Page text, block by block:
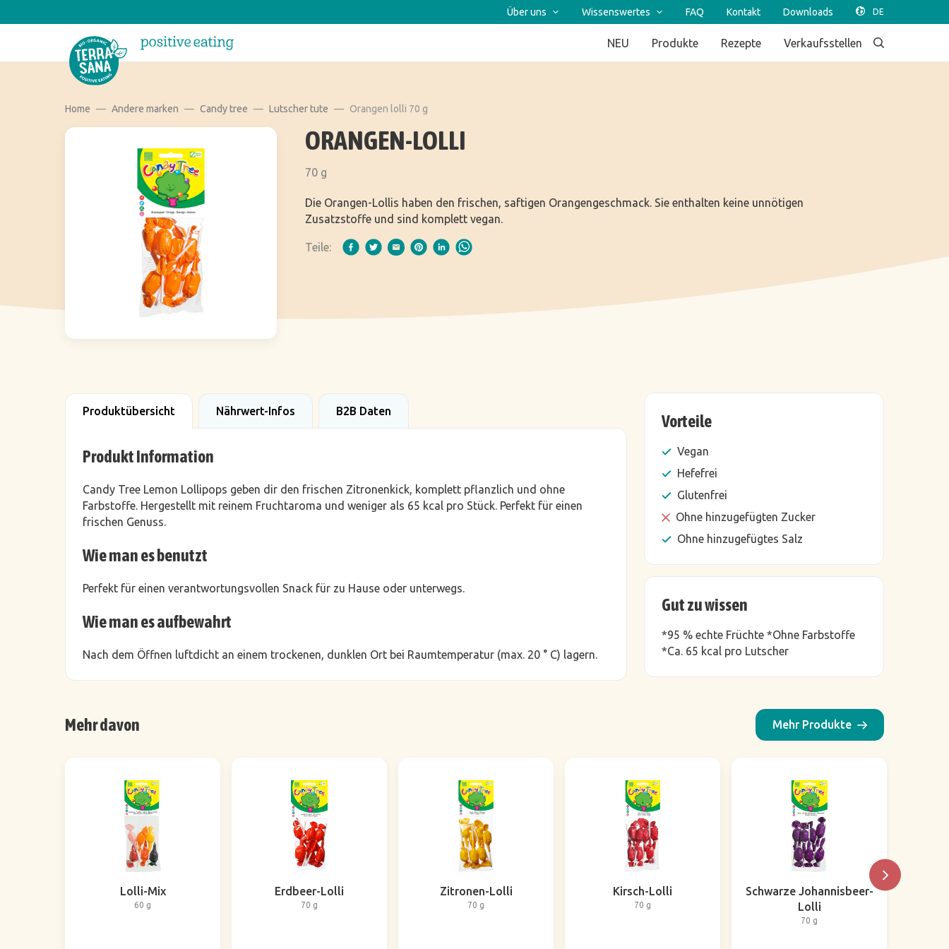
Über uns Wissenswertes FAQ Kontakt Downloads
NEU Produkte Rezepte Verkaufsstellen
Home Andere marken Candy tree Lutscher tute Orangen lolli 70 g
ORANGEN-LOLLI
70 g
Die Orangen-Lollis haben den frischen, saftigen Orangengeschmack. Sie enthalten keine unnötigen
Zusatzstoffe und sind komplett vegan.
Teile:
Produktübersicht Nährwert-Infos B2B Daten
Produkt Information
Candy Tree Lemon Lollipops geben dir den frischen Zitronenkick, komplett pflanzlich und ohne
Farbstoffe. Hergestellt mit reinem Fruchtaroma und weniger als 65 kcal pro Stück. Perfekt für einen
frischen Genuss.
Wie man es benutzt
Perfekt für einen verantwortungsvollen Snack für zu Hause oder unterwegs.
Wie man es aufbewahrt
Nach dem Öffnen luftdicht an einem trockenen, dunklen Ort bei Raumtemperatur (max. 20 ° C) lagern.
Vorteile
Vegan
Hefefrei
Glutenfrei
Ohne hinzugefügten Zucker
Ohne hinzugefügtes Salz
Gut zu wissen
*95 % echte Früchte *Ohne Farbstoffe
*Ca. 65 kcal pro Lutscher
Mehr davon Mehr Produkte
Lolli-Mix
60 g
Erdbeer-Lolli
70 g
Zitronen-Lolli
70 g
Kirsch-Lolli
70 g
Schwarze Johannisbeer-
Lolli
70 g